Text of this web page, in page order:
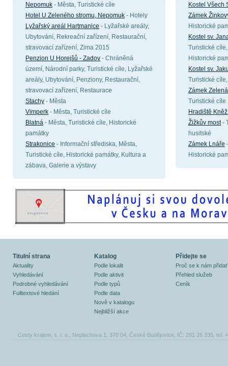
Nepomuk - Města, Turistické cíle
Hotel U Zeleného stromu, Nepomuk - Hotely
Lyžařský areál Hartmanice - Lyžařské areály,
Ubytování, Rekreační zařízení, Restaurační,
stravovací zařízení, Zima 2015
Penzion U Horejšů - Zadov - Chráněná
území, Národní parky, Turistické cíle, Lyžařské
areály, Ubytování, Penziony, Restaurační,
stravovací zařízení, Restaurace
Stachy - Města
Vimperk - Města, Turistické cíle
Blatná - Města, Turistické cíle, Historické
památky
Strakonice - Informační střediska, Města,
Turistické cíle, Historické památky, Kultura a
zábava, Galerie a výstavy
Kostel Všech
Zámek
Historické
Kostel sv.
Turistické
Historické
Kostel sv.
Turistické
Zámek
Turistické cíle
Hradiště
Žižkův most-
husitské
Zámek Lnáře
Historické
Titulní strana
Aktuality
Vyhledávání
Podrobné vyhledávání
Fulltextové hledání
Katalog
Podle lokalit
Podle aktivit
Podle typů
Podle data
Nově v katalogu
Nejbližší akce
Přidejte se
Proč se k nám
Přehled služeb
Ceník
Cesty krajem, s. r. o., Neplachova 1, 370 04, České Budějovice, IČ: 281 26 335, tel.